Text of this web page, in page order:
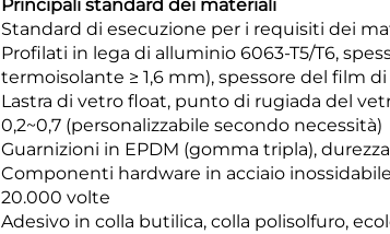
Principali standard dei materiali
Standard di esecuzione per i requisiti dei
Profilati in lega di alluminio 6063-T5/T6,
termoisolante ≥ 1,6 mm), spessore del film
Lastra di vetro float, punto di rugiada del
0,2~0,7 (personalizzabile secondo necessità)
Guarnizioni in EPDM (gomma tripla),
Componenti hardware in acciaio
20.000 volte
Adesivo in colla butilica, colla polisolfuro,